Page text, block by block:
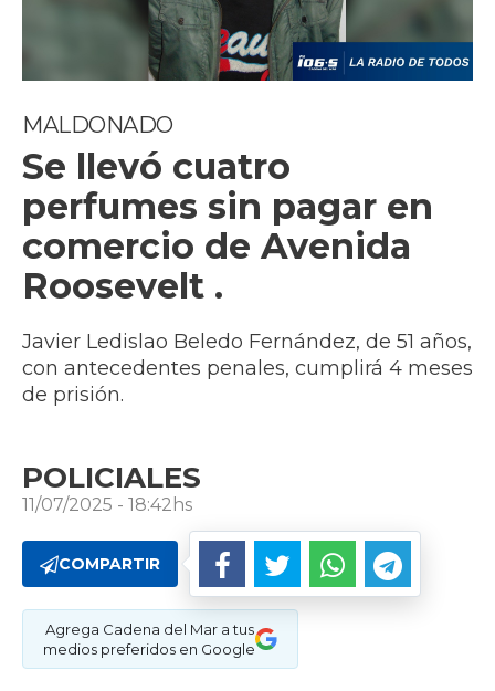
MALDONADO
Se llevó cuatro
perfumes sin pagar en
comercio de Avenida
Roosevelt .
Javier Ledislao Beledo Fernández, de 51 años,
con antecedentes penales, cumplirá 4 meses
de prisión.
POLICIALES
11/07/2025 - 18:42hs
COMPARTIR
Agrega Cadena del Mar a tus
medios preferidos en Google